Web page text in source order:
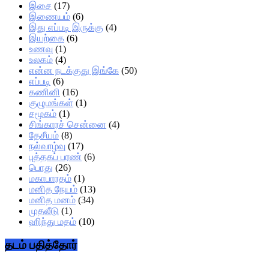
இசை (17)
இணையம் (6)
இது எப்படி இருக்கு (4)
இயற்கை (6)
உணவு (1)
உலகம் (4)
என்ன நடக்குது இங்கே (50)
எப்படி (6)
கணினி (16)
குழுமங்கள் (1)
சமூகம் (1)
சிங்காரச் சென்னை (4)
தேசீயம் (8)
நல்வாழ்வு (17)
புத்தகப் பரண் (6)
பொது (26)
மகாபாரதம் (1)
மனித நேயம் (13)
மனித மனம் (34)
முதலீடு (1)
ஹிந்து மதம் (10)
தடம் பதித்தோர்